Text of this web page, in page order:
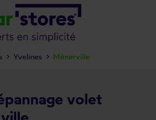
volet
Yvelines Ménerville